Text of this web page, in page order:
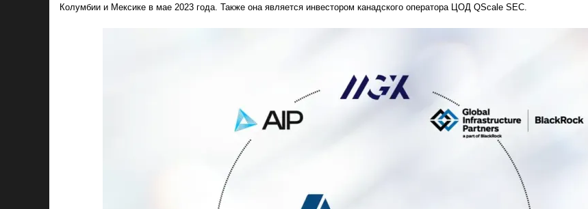
Колумбии и Мексике в мае 2023 года. Также она является инвестором канадского оператора ЦОД QScale SEC.